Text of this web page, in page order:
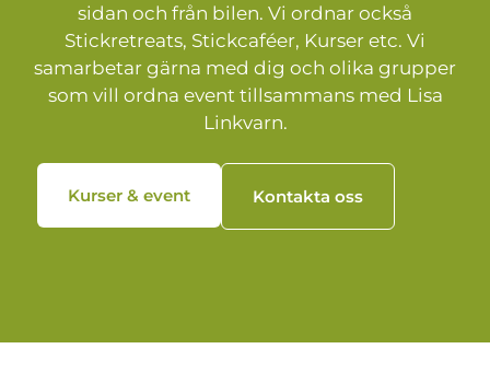
sidan och från bilen. Vi ordnar också
Stickretreats, Stickcaféer, Kurser etc. Vi
samarbetar gärna med dig och olika grupper
som vill ordna event tillsammans med Lisa
Linkvarn.
Kurser & event Kontakta oss